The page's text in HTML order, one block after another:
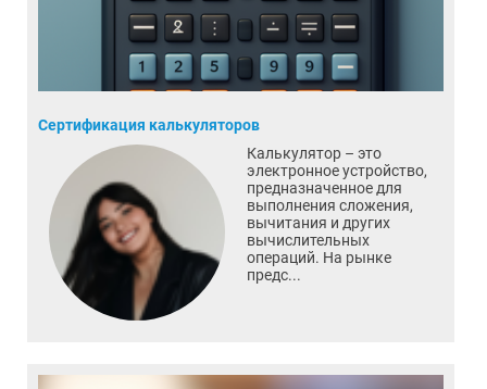
Сертификация калькуляторов
Калькулятор – это
электронное устройство,
предназначенное для
выполнения сложения,
вычитания и других
вычислительных
операций. На рынке
предс...